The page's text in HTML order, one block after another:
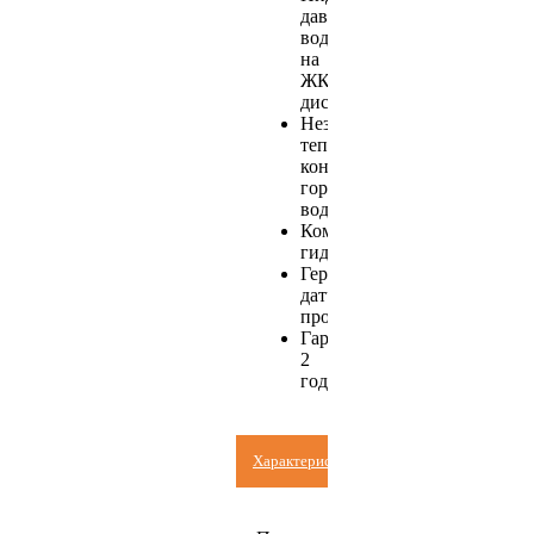
давления
воды
на
ЖК-
дисплее
Независимый
теплообменник
контура
горячего
водоснабжения
Композитная
гидрогруппа
Герконовый
датчик
протока
Гарантия
2
года
Характеристики